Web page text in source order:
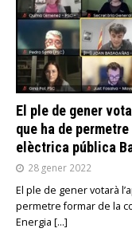
El ple de gener
que ha de
elèctrica pública
28 gener 2022
El ple de gener votarà
permetre formar de la
Energia […]